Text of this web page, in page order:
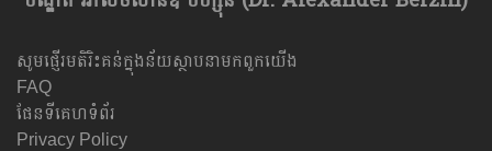
សូមផ្ញើរមតិរិះគន់ក្នុងន័យស្ថាបនាមកពួកយើង
FAQ
ផែនទីគេហទំព័រ
Privacy Policy